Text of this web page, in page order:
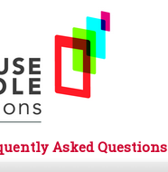
Asked Questions